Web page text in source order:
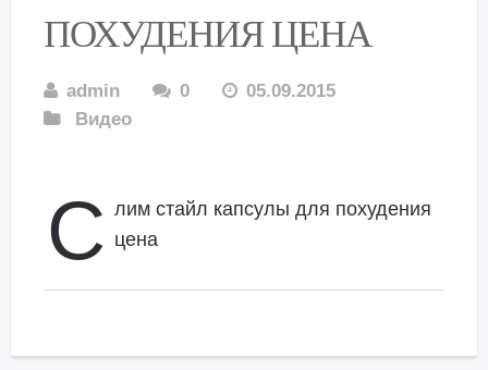
ПОХУДЕНИЯ ЦЕНА
admin 0
05.09.2015
Видео
С лим стайл капсулы для похудения
цена